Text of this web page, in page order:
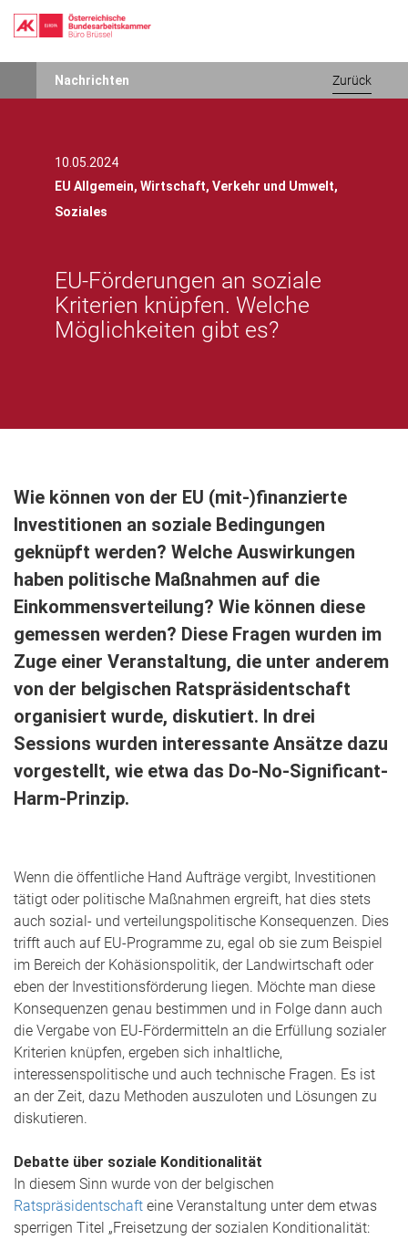
Nachrichten Zurück
10.05.2024
EU Allgemein, Wirtschaft, Verkehr und Umwelt,
Soziales
EU-Förderungen an soziale
Kriterien knüpfen. Welche
Möglichkeiten gibt es?
Wie können von der EU (mit-)finanzierte
Investitionen an soziale Bedingungen
geknüpft werden? Welche Auswirkungen
haben politische Maßnahmen auf die
Einkommensverteilung? Wie können diese
gemessen werden? Diese Fragen wurden im
Zuge einer Veranstaltung, die unter anderem
von der belgischen Ratspräsidentschaft
organisiert wurde, diskutiert. In drei
Sessions wurden interessante Ansätze dazu
vorgestellt, wie etwa das Do-No-Significant-
Harm-Prinzip.
Wenn die öffentliche Hand Aufträge vergibt, Investitionen
tätigt oder politische Maßnahmen ergreift, hat dies stets
auch sozial- und verteilungspolitische Konsequenzen. Dies
trifft auch auf EU-Programme zu, egal ob sie zum Beispiel
im Bereich der Kohäsionspolitik, der Landwirtschaft oder
eben der Investitionsförderung liegen. Möchte man diese
Konsequenzen genau bestimmen und in Folge dann auch
die Vergabe von EU-Fördermitteln an die Erfüllung sozialer
Kriterien knüpfen, ergeben sich inhaltliche,
interessenspolitische und auch technische Fragen. Es ist
an der Zeit, dazu Methoden auszuloten und Lösungen zu
diskutieren.
Debatte über soziale Konditionalität
In diesem Sinn wurde von der belgischen
Ratspräsidentschaft eine Veranstaltung unter dem etwas
sperrigen Titel „Freisetzung der sozialen Konditionalität: